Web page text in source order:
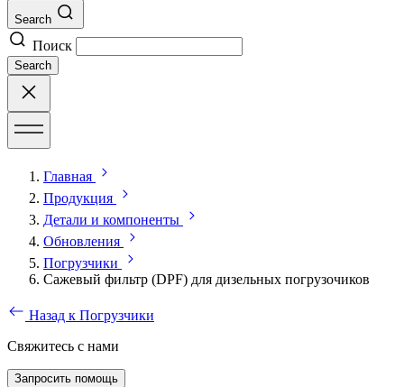
Search
Поиск
Search
Главная
Продукция
Детали и компоненты
Обновления
Погрузчики
Сажевый фильтр (DPF) для дизельных погрузочиков
Назад к Погрузчики
Свяжитесь с нами
Запросить помощь